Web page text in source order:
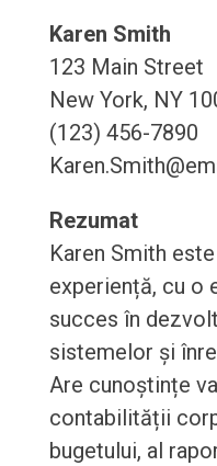
Karen Smith
123 Main Street
New York, NY
(123) 456-7890
Rezumat
Karen Smith
experiență, cu o
succes în
sistemelor și
Are cunoștințe
contabilității
bugetului, al